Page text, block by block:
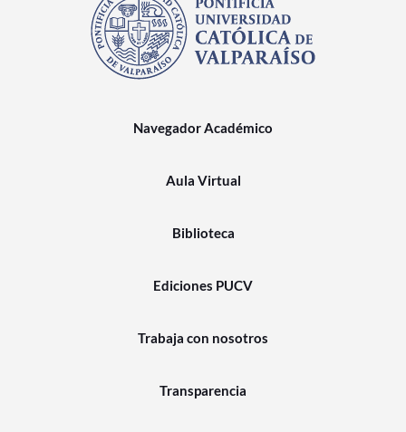
Navegador Académico
Aula Virtual
Biblioteca
Ediciones PUCV
Trabaja con nosotros
Transparencia